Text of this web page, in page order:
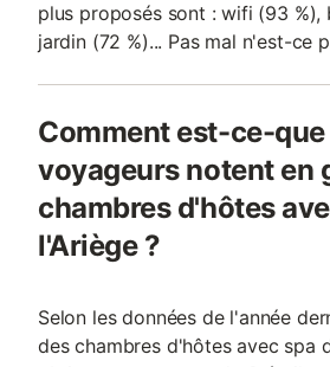
plus proposés sont : wifi (93 %),
jardin (72 %)... Pas mal n'est-ce
Comment est-ce-que
voyageurs notent en
chambres d'hôtes
l'Ariège ?
Selon les données de l'année
des chambres d'hôtes avec spa